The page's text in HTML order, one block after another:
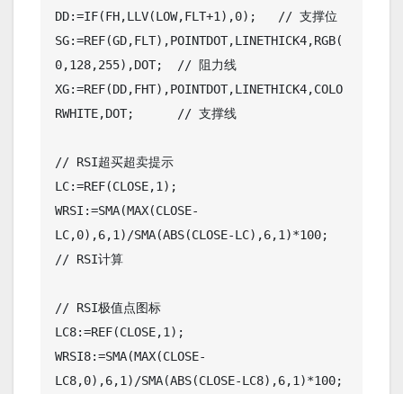
DD:=IF(FH,LLV(LOW,FLT+1),0);   // 支撑位
SG:=REF(GD,FLT),POINTDOT,LINETHICK4,RGB(
0,128,255),DOT;  // 阻力线
XG:=REF(DD,FHT),POINTDOT,LINETHICK4,COLO
RWHITE,DOT;      // 支撑线
// RSI超买超卖提示
LC:=REF(CLOSE,1);
WRSI:=SMA(MAX(CLOSE-
LC,0),6,1)/SMA(ABS(CLOSE-LC),6,1)*100;
// RSI计算
// RSI极值点图标
LC8:=REF(CLOSE,1);
WRSI8:=SMA(MAX(CLOSE-
LC8,0),6,1)/SMA(ABS(CLOSE-LC8),6,1)*100;